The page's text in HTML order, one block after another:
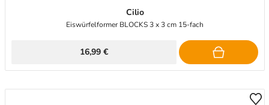
Cilio
Eiswürfelformer BLOCKS 3 x 3 cm 15-fach
16,99 €